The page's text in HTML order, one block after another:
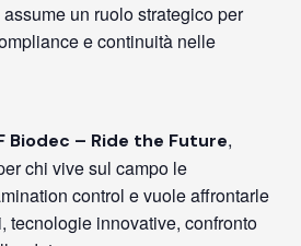
un ruolo strategico per
e continuità nelle
Biodec – Ride the Future,
chi vive sul campo le
control e vuole affrontarle
tecnologie innovative, confronto